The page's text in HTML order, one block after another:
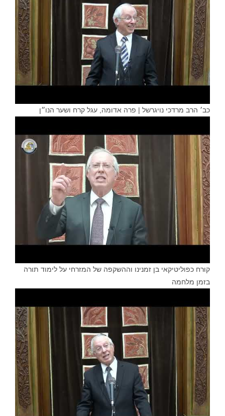
כב׳ הרב מרדכי נויגרשל | פרה אדומה, עגל קרח ושער הנו״ן
קורח כפוליטיקאי בן זמנינו וההשקפה של המזרחי על לימוד תורה
בזמן מלחמה